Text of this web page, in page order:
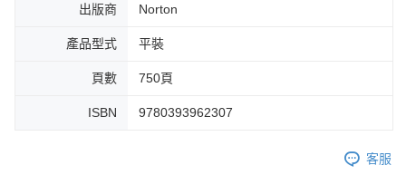
出版商 Norton
產品型式 平裝
頁數 750頁
ISBN 9780393962307
客服